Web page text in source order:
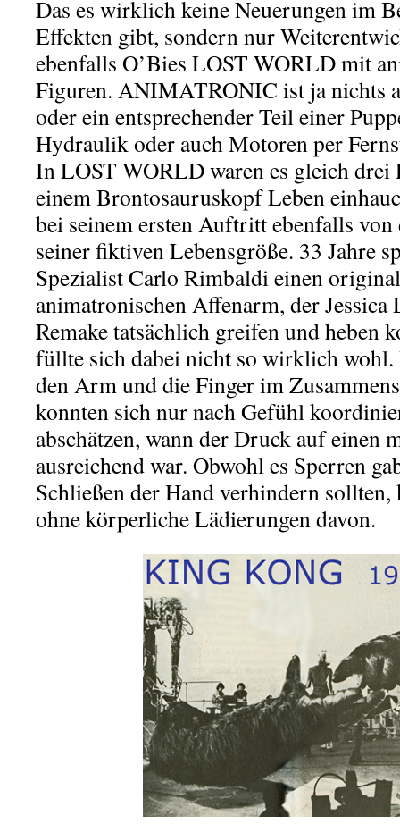
Das es wirklich keine Neuerungen im
Effekten gibt, sondern nur
ebenfalls O’Bies LOST WORLD mit
Figuren. ANIMATRONIC ist ja nichts
oder ein entsprechender Teil einer
Hydraulik oder auch Motoren per
In LOST WORLD waren es gleich drei
einem Brontosauruskopf Leben
bei seinem ersten Auftritt ebenfalls
seiner fiktiven Lebensgröße. 33 Jahre
Spezialist Carlo Rimbaldi einen
animatronischen Affenarm, der
Remake tatsächlich greifen und heben
füllte sich dabei nicht so wirklich wohl.
den Arm und die Finger im
konnten sich nur nach Gefühl
abschätzen, wann der Druck auf einen
ausreichend war. Obwohl es Sperren
Schließen der Hand verhindern
ohne körperliche Lädierungen davon.